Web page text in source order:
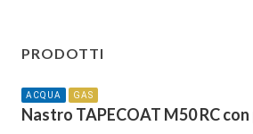
PRODOTTI
ACQUA GAS
Nastro TAPECOAT M50 RC